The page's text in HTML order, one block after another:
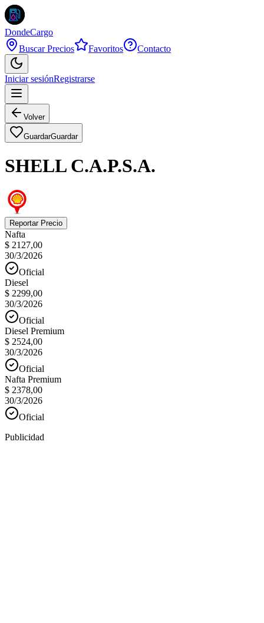
DondeCargo
Buscar Precios
Favoritos Contacto
Iniciar sesiónRegistrarse
Volver
GuardarGuardar
SHELL C.A.P.S.A.
Reportar Precio
Nafta
$ 2127,00
30/3/2026
Oficial
Diesel
$ 2299,00
30/3/2026
Oficial
Diesel Premium
$ 2524,00
30/3/2026
Oficial
Nafta Premium
$ 2378,00
30/3/2026
Oficial
Publicidad